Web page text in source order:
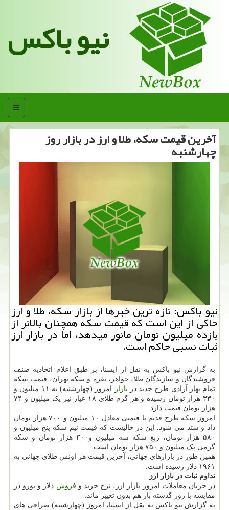
نیو باکس
منو
آخرین قیمت سكه، طلا و ارز در بازار روز
چهارشنبه
نیو باكس: تازه ترین خبرها از بازار سكه، طلا و ارز
حاكی از این است كه قیمت سكه همچنان بالاتر از
یازده میلیون تومان مانور میدهد، اما در بازار ارز
ثبات نسبی حاكم است.
به گزارش نیو باکس به نقل از ایسنا، بر طبق اعلام اتحادیه صنف
فروشندگان و سازندگان طلا، جواهر، نقره و سکه تهران، قیمت سکه
تمام بهار آزادی طرح جدید در بازار
امروز (چهارشنبه) به ۱۱ میلیون و
۳۳۰ هزار تومان رسیده و هر گرم طلای ۱۸ عیار نیز یک میلیون و ۷۴
هزار تومان قیمت دارد.
امروز سکه طرح قدیم با قیمتی معادل ۱۰ میلیون و ۷۰۰ هزار تومان
داد و ستد می شود. این در حالیست که قیمت نیم سکه پنج میلیون و
۵۸۰ هزار تومان، ربع سکه سه میلیون و۳۰۰ هزار تومان و سکه
گرمی یک میلیون و ۷۵۰ هزار تومان است.
همین طور در بازارهای جهانی، آخرین قیمت هر اونس طلای جهانی به
۱۹۶۱ دلار رسیده است.
تداوم ثبات در بازار ارز
در جریان معاملات امروز بازار ارز، نرخ خرید و فروش دلار و یورو در
مقایسه با روز گذشته باز هم بدون تغییر ماند.
به گزارش نیو باکس به نقل از ایسنا، امروز (چهارشنبه) صرافی های